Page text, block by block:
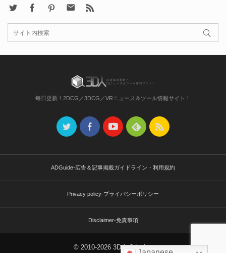
FacebookPinterest Contact
毎日更新！2DCG／3DCG／VRニュース＆ツール情報サイト！
ADGuide-広告＆記事掲載ガイドライン・利用規約
Privacy policy-プライバシーポリシー
Disclaimer-免責事項
© 2010-2026 3D人-3dnchu-